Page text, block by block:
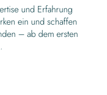
und Erfahrung
ein und schaffen
– ab dem ersten